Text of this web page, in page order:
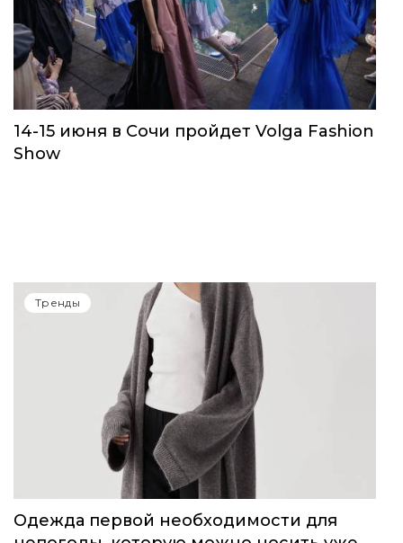
Тренды
14-15 июня в Сочи пройдет Volga Fashion